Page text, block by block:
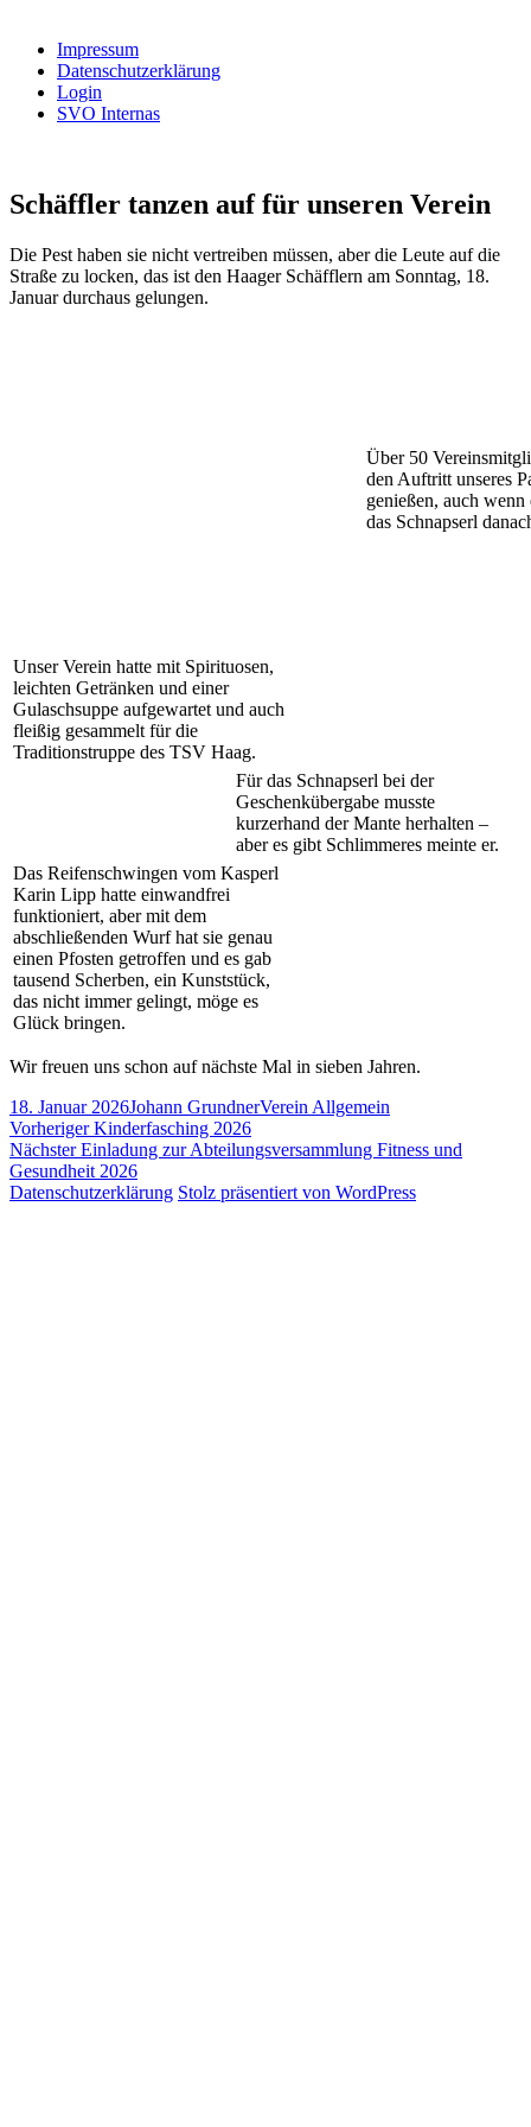
Impressum
Datenschutzerklärung
Login
SVO Internas
Schäffler tanzen auf für unseren Verein
Die Pest haben sie nicht vertreiben müssen, aber die Leute auf die
Straße zu locken, das ist den Haager Schäfflern am Sonntag, 18.
Januar durchaus gelungen.
Über 50
den Auftritt unseres
genießen, auch
das Schnapserl
Unser Verein hatte mit Spirituosen,
leichten Getränken und einer
Gulaschsuppe aufgewartet und auch
fleißig gesammelt für die
Traditionstruppe des TSV Haag.
Für das Schnapserl bei der
Geschenkübergabe musste
kurzerhand der Mante herhalten –
aber es gibt Schlimmeres meinte er.
Das Reifenschwingen vom Kasperl
Karin Lipp hatte einwandfrei
funktioniert, aber mit dem
abschließenden Wurf hat sie genau
einen Pfosten getroffen und es gab
tausend Scherben, ein Kunststück,
das nicht immer gelingt, möge es
Glück bringen.
Wir freuen uns schon auf nächste Mal in sieben Jahren.
Veröffentlicht
am
18. Januar 2026Autor
Johann GrundnerKategorien
Verein Allgemein
Beitragsnavigation
Vorheriger Vorheriger
Beitrag:
Kinderfasching 2026
Nächster Nächster
Beitrag:
Einladung zur Abteilungsversammlung Fitness und
Gesundheit 2026
Datenschutzerklärung Stolz präsentiert von WordPress